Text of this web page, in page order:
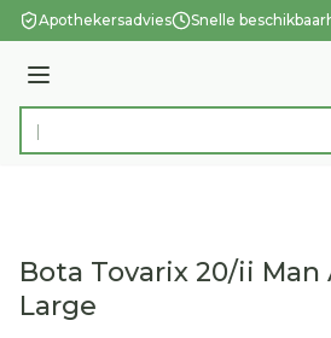
Ga naar de inhoud
Apothekersadvies Snelle
Menu
Product, merk, categorie...
Bota Tovarix 20/ii
Large